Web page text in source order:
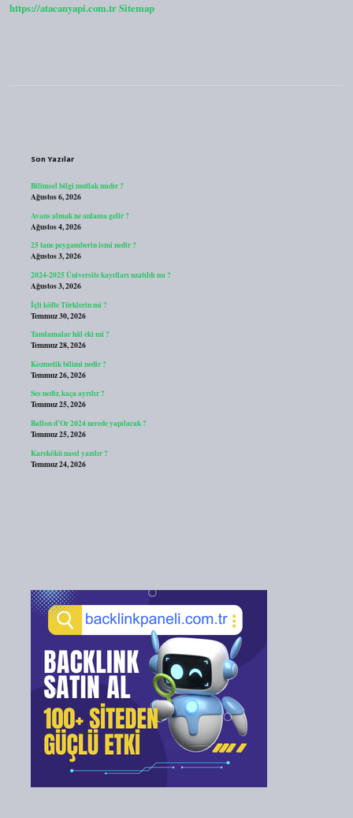
https://atacanyapi.com.trSitemap
Son Yazılar
Bilimsel bilgi mutlak mıdır ?
Ağustos 6, 2026
Avans almak ne anlama gelir ?
Ağustos 4, 2026
25 tane peygamberin ismi nedir ?
Ağustos 3, 2026
2024-2025 Üniversite kayıtları uzatıldı mı ?
Ağustos 3, 2026
İçli köfte Türklerin mi ?
Temmuz 30, 2026
Tamlamalar hâl eki mi ?
Temmuz 28, 2026
Kozmetik bilimi nedir ?
Temmuz 26, 2026
Ses nedir, kaça ayrılır ?
Temmuz 25, 2026
Ballon d’Or 2024 nerede yapılacak ?
Temmuz 25, 2026
Karekökü nasıl yazılır ?
Temmuz 24, 2026